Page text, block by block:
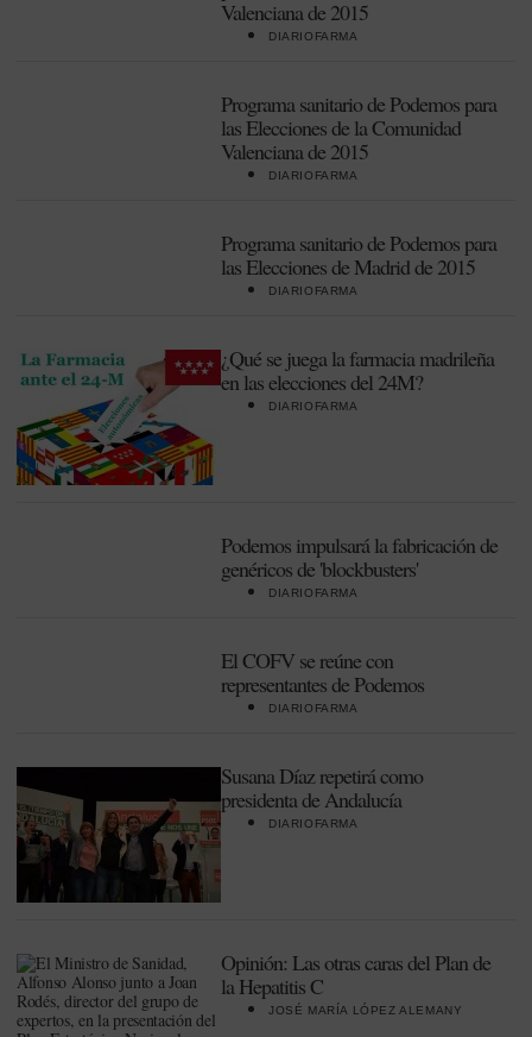
Valenciana de 2015
DIARIOFARMA
Programa sanitario de Podemos para
las Elecciones de la Comunidad
Valenciana de 2015
DIARIOFARMA
Programa sanitario de Podemos para
las Elecciones de Madrid de 2015
DIARIOFARMA
¿Qué se juega la farmacia madrileña
en las elecciones del 24M?
DIARIOFARMA
Podemos impulsará la fabricación de
genéricos de 'blockbusters'
DIARIOFARMA
El COFV se reúne con
representantes de Podemos
DIARIOFARMA
Susana Díaz repetirá como
presidenta de Andalucía
DIARIOFARMA
Opinión: Las otras caras del Plan de
la Hepatitis C
JOSÉ MARÍA LÓPEZ ALEMANY